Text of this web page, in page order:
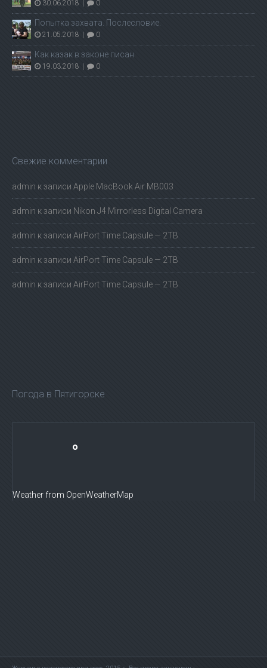
30.06.2018 | 0
Попытка захвата. Послесловие.
21.05.2018 | 0
Как казак в законе писан
19.03.2018 | 0
Свежие комментарии
admin к записи Apple MacBook Air MB003
admin к записи Nikon J4 Mirrorless Digital Camera
admin к записи AirPort Time Capsule — 2TB
admin к записи AirPort Time Capsule — 2TB
admin к записи AirPort Time Capsule — 2TB
Погода в Пятигорске
°
Weather from OpenWeatherMap